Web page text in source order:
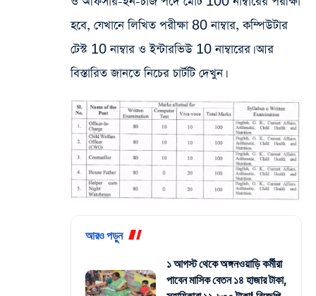
হবে, যেখানে লিখিত পরীক্ষা 80 নাম্বার, কম্পিউটার
টেস্ট 10 নাম্বার ও ইন্টারভিউ 10 নাম্বারের। আর
বিস্তারিত জানতে নিচের চার্টটি দেখুন।
আরও পড়ুন
১ আগস্ট থেকে অঙ্গনওয়াড়ি কর্মীরা
পাবেন মাসিক বেতন ১৪ হাজার টাকা,